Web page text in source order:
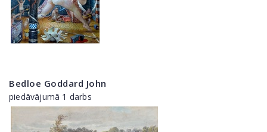
Bedloe Goddard John
piedāvājumā 1 darbs